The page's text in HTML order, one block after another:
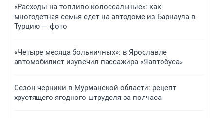
«Расходы на топливо колоссальные»: как
многодетная семья едет на автодоме из Барнаула в
Турцию — фото
«Четыре месяца больничных»: в Ярославле
автомобилист изувечил пассажира «Яавтобуса»
Сезон черники в Мурманской области: рецепт
хрустящего ягодного штруделя за полчаса